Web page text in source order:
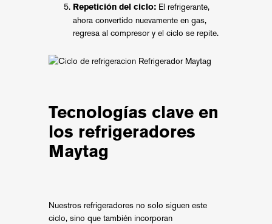
Repetición del ciclo: El refrigerante,
ahora convertido nuevamente en gas,
regresa al compresor y el ciclo se repite.
Tecnologías clave en
los refrigeradores
Maytag
Nuestros refrigeradores no solo siguen este
ciclo, sino que también incorporan